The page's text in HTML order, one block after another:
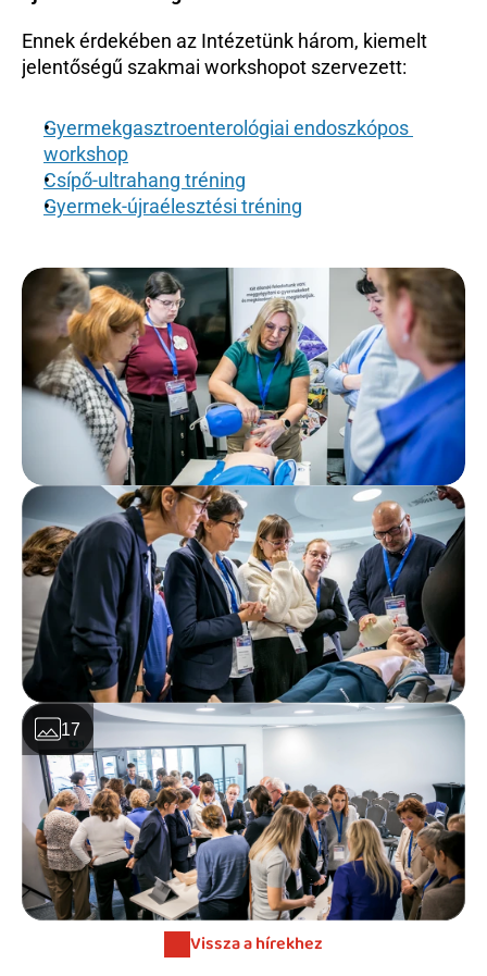
Ennek érdekében az Intézetünk három, kiemelt
jelentőségű szakmai workshopot szervezett:
Gyermekgasztroenterológiai endoszkópos
workshop
Csípő-ultrahang tréning
Gyermek-újraélesztési tréning
17
Vissza a hírekhez